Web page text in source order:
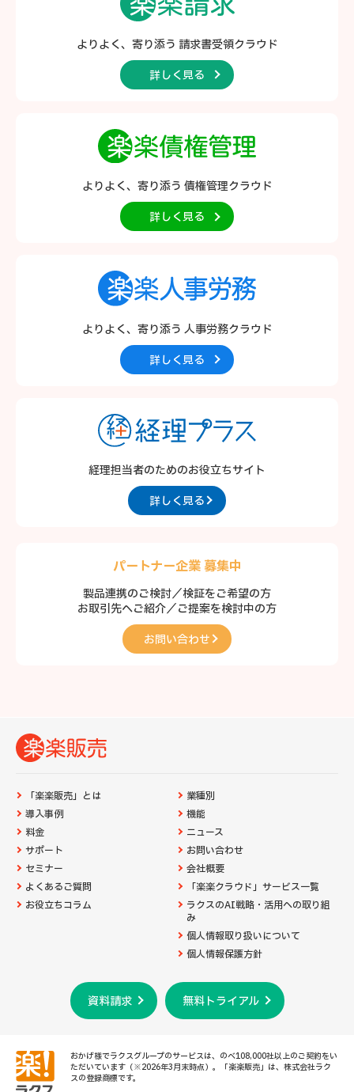
よりよく、寄り添う 請求書受領クラウド
詳しく見る
よりよく、寄り添う 債権管理クラウド
詳しく見る
よりよく、寄り添う 人事労務クラウド
詳しく見る
経理担当者のためのお役立ちサイト
詳しく見る
パートナー企業 募集中
製品連携のご検討／検証をご希望の方
お取引先へご紹介／ご提案を検討中の方
お問い合わせ
「楽楽販売」とは
導入事例
料金
サポート
セミナー
よくあるご質問
お役立ちコラム
業種別
機能
ニュース
お問い合わせ
会社概要
「楽楽クラウド」サービス一覧
ラクスのAI戦略・活用への取り組
み
個人情報取り扱いについて
個人情報保護方針
資料請求 無料トライアル
おかげ様でラクスグループのサービスは、のべ108,000社以上のご契約をい
ただいています（※2026年3月末時点）。「楽楽販売」は、株式会社ラク
スの登録商標です。